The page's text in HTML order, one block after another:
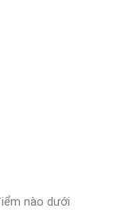
nào dưới